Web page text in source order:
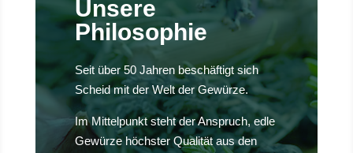
Unsere
Philosophie
Seit über 50 Jahren beschäftigt sich
Scheid mit der Welt der Gewürze.
Im Mittelpunkt steht der Anspruch, edle
Gewürze höchster Qualität aus den